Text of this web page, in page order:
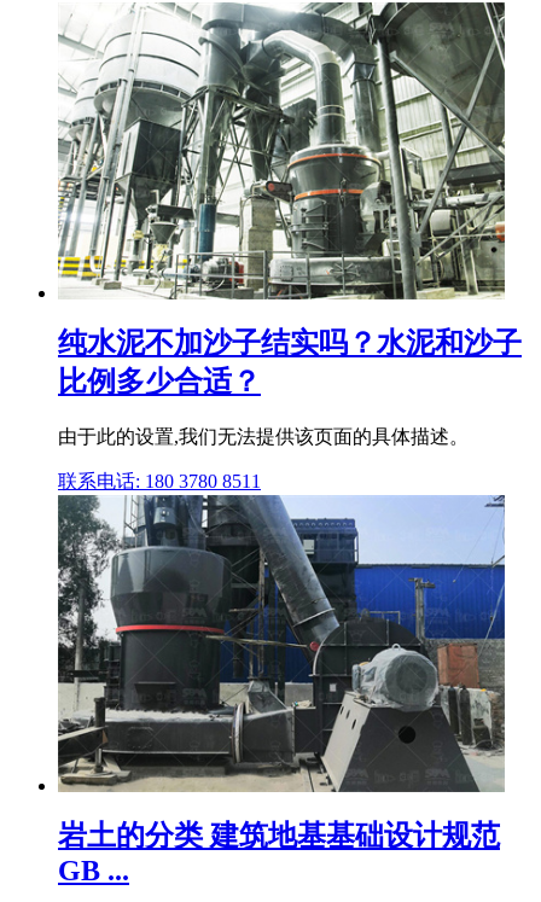
纯水泥不加沙子结实吗？水泥和沙子
比例多少合适？
由于此的设置,我们无法提供该页面的具体描述。
联系电话: 180 3780 8511
岩土的分类 建筑地基基础设计规范
GB ...